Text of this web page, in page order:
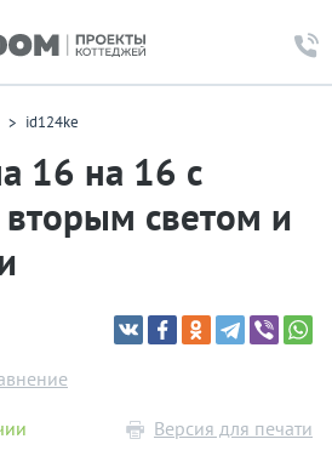
id124ke
16 на 16 с
светом и
Версия для печати